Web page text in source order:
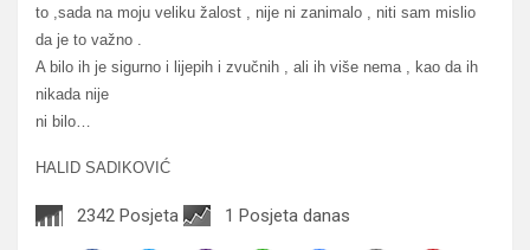
to ,sada na moju veliku žalost , nije ni zanimalo , niti sam mislio
da je to važno .
A bilo ih je sigurno i lijepih i zvučnih , ali ih više nema , kao da ih
nikada nije
ni bilo…
HALID SADIKOVIĆ
2342 Posjeta 1 Posjeta danas